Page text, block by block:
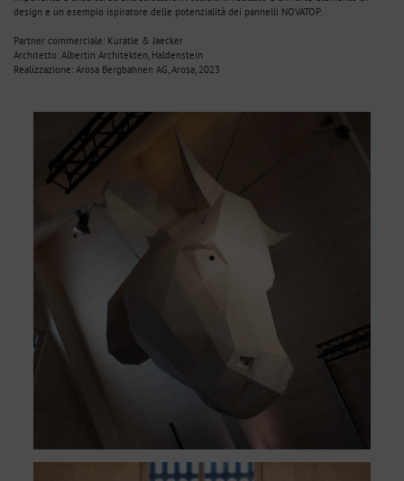
design e un esempio ispiratore delle potenzialità dei pannelli NOVATOP.
Partner commerciale: Kuratle & Jaecker
Architetto: Albertin Architekten, Haldenstein
Realizzazione: Arosa Bergbahnen AG, Arosa, 2023